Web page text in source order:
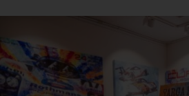
проектов. Розовая лента